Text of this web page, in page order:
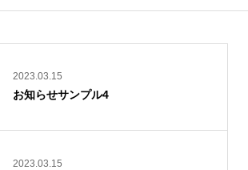
2023.03.15
お知らせサンプル4
2023.03.15